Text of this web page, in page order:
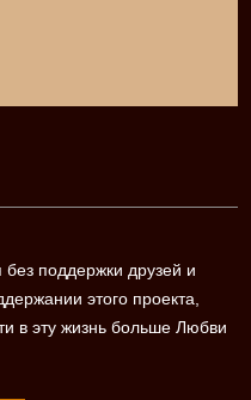
поддержки друзей и
этого проекта,
в эту жизнь больше Любви